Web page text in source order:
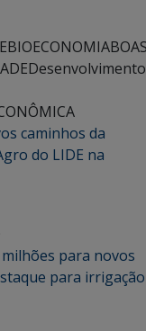
BIOECONOMIA
Desenvolvimento
caminhos da
do LIDE na
milhões para novos
para irrigação